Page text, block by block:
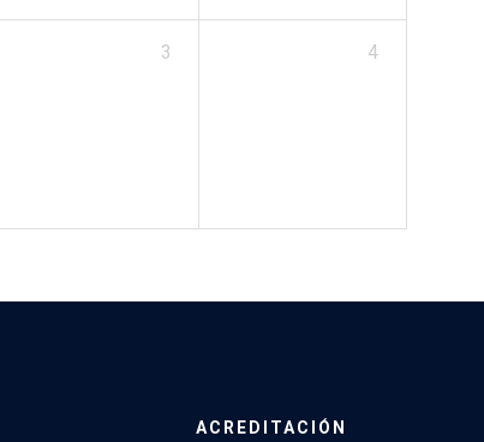
3 4
ACREDITACIÓN